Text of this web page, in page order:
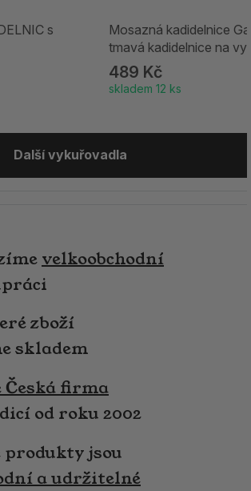
s
Mosazná kadidelnice
tmavá kadidelnice na
489 Kč
skladem 12 ks
Další vykuřovadla
velkoobchodní
zboží
skladem
Česká firma
od roku 2002
produkty jsou
a udržitelné